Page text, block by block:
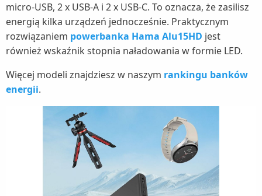
micro-USB, 2 x USB-A i 2 x USB-C. To oznacza, że zasilisz
energią kilka urządzeń jednocześnie. Praktycznym
rozwiązaniem powerbanka Hama Alu15HD jest
również wskaźnik stopnia naładowania w formie LED.
Więcej modeli znajdziesz w naszym rankingu banków
energii.